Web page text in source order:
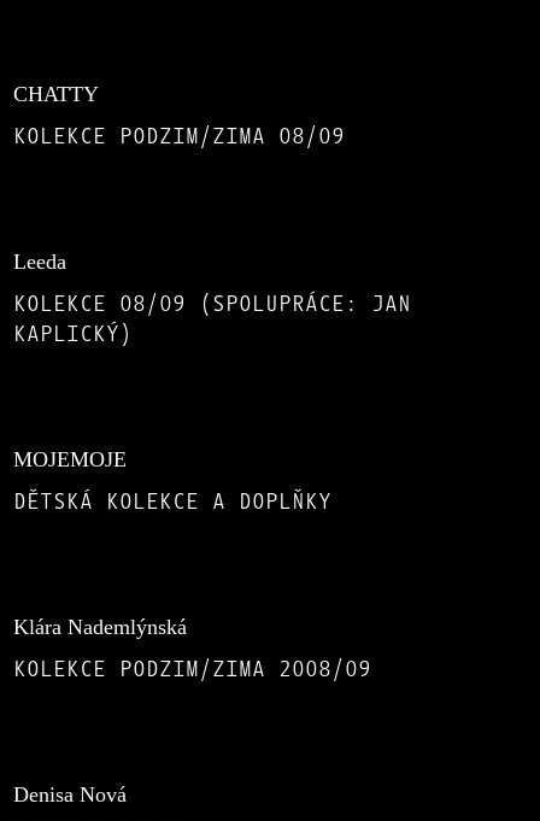
CHATTY
KOLEKCE PODZIM/ZIMA 08/09
Leeda
KOLEKCE 08/09 (SPOLUPRÁCE: JAN
KAPLICKÝ)
MOJEMOJE
DĚTSKÁ KOLEKCE A DOPLŇKY
Klára Nademlýnská
KOLEKCE PODZIM/ZIMA 2008/09
Denisa Nová